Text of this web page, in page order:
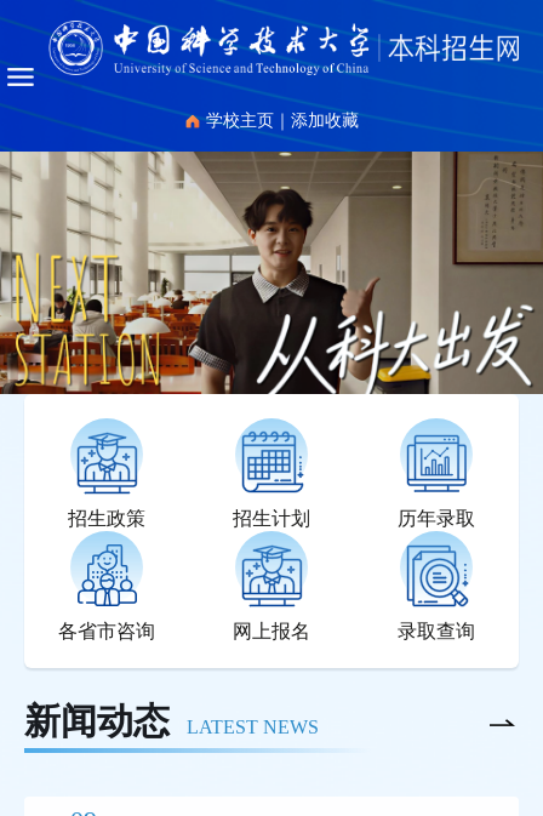
学校主页｜ 添加收藏
招生政策 招生计划 历年录取
各省市咨询 网上报名 录取查询
新闻动态 LATEST NEWS